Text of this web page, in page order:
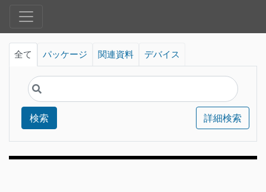
全て パッケージ 関連資料 デバイス
検索 詳細検索